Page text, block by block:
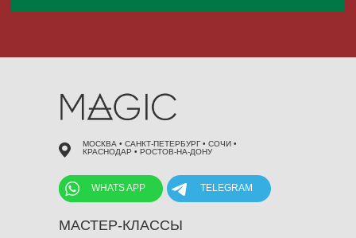
TELEGRAM
МАСТЕР-КЛАССЫ
WHATS APP
МОСКВА • САНКТ-ПЕТЕРБУРГ • СОЧИ •
КРАСНОДАР • РОСТОВ-НА-ДОНУ